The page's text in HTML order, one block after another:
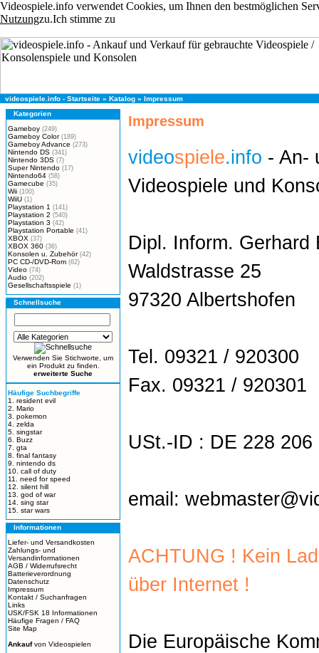
Videospiele.info verwendet Cookies, um Ihnen den bestmöglichen
Nutzungzu.Ich stimme zu
videospiele.info - Startseite » Katalog » Impressum
Kategorien
Gameboy (249)
Gameboy Color(189)
Gameboy Advance (273)
Nintendo DS (341)
Nintendo 3DS (7)
Super Nintendo (17)
Nintendo64 (58)
Gamecube (35)
Wii (100)
WiiU (1)
Playstation 1 (141)
Playstation 2 (540)
Playstation 3 (42)
Playstation Portable (41)
XBOX (37)
XBOX 360 (36)
Konsolen u. Zubehör(42)
PC CD-/DVD-Rom (62)
Video (74)
Audio (202)
Gesellschaftsspiele (1)
Schnellsuche
Verwenden Sie Stichworte, um
ein Produkt zu finden.
erweiterte Suche
Häufige Suchbegriffe
1. resident evil
2. Mario
3. pokemon
4. zelda
5. singstar
6. Buzz
7. gta
8. final fantasy
9. nintendo ds
10. call of duty
11. need for speed
12. silent hill
13. god of war
14. sing star
15. star wars
Informationen
Liefer- und Versandkosten
Zahlungs- und
Versandinformationen
AGB / Widerrufsrecht
Batterieverordnung
Datenschutz
Impressum
Kontakt / Suchanfragen
Links
USK/FSK 18 Informationen
Häufige Fragen / FAQ
Site Map
Ankaufvon Videospielen
Impressum
videospiele.info - An-
Videospiele und
Dipl. Inform. Gerhard
Waldstrasse 25
97320 Albertshofen
Tel. 09321 / 920300
Fax. 09321 / 920301
USt.-ID : DE 228 206
email:
ACHTUNG ! Kein
über Internet !
Die Europäische